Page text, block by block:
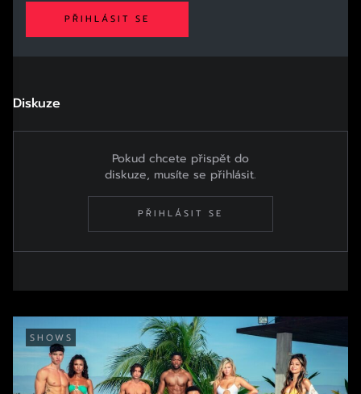
PŘIHLÁSIT SE
Diskuze
Pokud chcete přispět do
diskuze, musíte se přihlásit.
PŘIHLÁSIT SE
SHOWS